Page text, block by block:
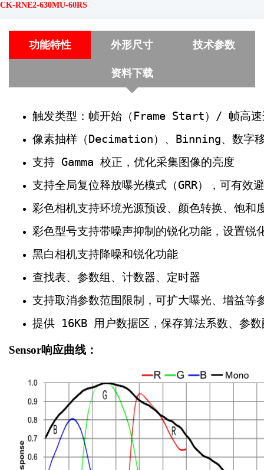
CK-RNE2-630MU-60RS
功能特性 外形尺寸 技术参数
资料下载
触发类型：帧开始（Frame Start）/ 帧高
像素抽样（Decimation）、Binning、数字
支持 Gamma 校正，优化采集图像的亮度
支持全局复位释放曝光模式（GRR），可有效
彩色相机支持环境光源预设、颜色转换、饱和
彩色型号支持带噪声抑制的锐化功能，设置锐
黑白相机支持降噪和锐化功能
查找表、参数组、计数器、定时器
支持取消参数范围限制，可扩大曝光、增益等
提供 16KB 用户数据区，保存算法系数、参数
Sensor响应曲线：